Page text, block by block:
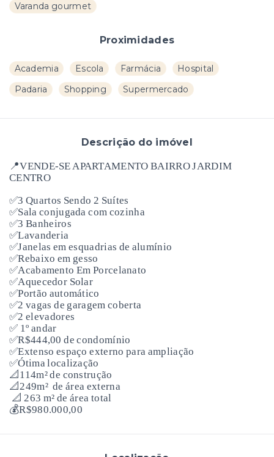
Varanda gourmet
Proximidades
Academia Escola Farmácia
Hospital
Padaria
Shopping Supermercado
Descrição do imóvel
📍VENDE-SE APARTAMENTO BAIRRO JARDIM
CENTRO
✅3 Quartos Sendo 2 Suítes
✅Sala conjugada com cozinha
✅3 Banheiros
✅Lavanderia
✅Janelas em esquadrias de alumínio
✅Rebaixo em gesso
✅Acabamento Em Porcelanato
✅Aquecedor Solar
✅Portão automático
✅2 vagas de garagem coberta
✅2 elevadores
✅ 1º andar
✅R$444,00 de condomínio
✅Extenso espaço externo para ampliação
✅Ótima localização
📐114m² de construção
📐249m² de área externa
📐 263 m² de área total
💰R$980.000,00